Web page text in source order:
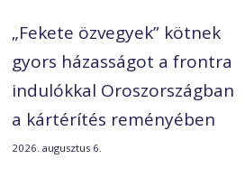
„Fekete özvegyek” kötnek
gyors házasságot a frontra
indulókkal Oroszországban
a kártérítés reményében
2026. augusztus 6.